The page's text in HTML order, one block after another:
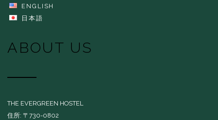
ENGLISH
日本語
ABOUT US
THE EVERGREEN HOSTEL
住所: 〒730-0802